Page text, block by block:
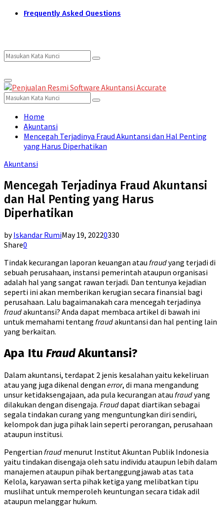
Frequently Asked Questions
Search
for:
Search
Primary
Menu
Search
for:
Search
Home
Akuntansi
Mencegah Terjadinya Fraud Akuntansi dan Hal Penting
yang Harus Diperhatikan
Akuntansi
Mencegah Terjadinya Fraud Akuntansi
dan Hal Penting yang Harus
Diperhatikan
byIskandar RumiMay 19, 20220330
Share0
Tindak kecurangan laporan keuangan atau fraudyang terjadi di
sebuah perusahaan, instansi pemerintah ataupun organisasi
adalah hal yang sangat rawan terjadi. Dan tentunya kejadian
seperti ini akan memberikan kerugian secara finansial bagi
perusahaan. Lalu bagaimanakah cara mencegah terjadinya
fraudakuntansi? Anda dapat membaca artikel di bawah ini
untuk memahami tentang fraudakuntansi dan hal penting lain
yang berkaitan.
Apa Itu FraudAkuntansi?
Dalam akuntansi, terdapat 2 jenis kesalahan yaitu kekeliruan
atau yang juga dikenal dengan error, di mana mengandung
unsur ketidaksengajaan, ada pula kecurangan atau fraudyang
dilakukan dengan disengaja. Frauddapat diartikan sebagai
segala tindakan curang yang menguntungkan diri sendiri,
kelompok dan juga pihak lain seperti perorangan, perusahaan
ataupun institusi.
Pengertian fraud menurut Institut Akuntan Publik Indonesia
yaitu tindakan disengaja oleh satu individu ataupun lebih dalam
manajemen ataupun pihak bertanggungjawab atas tata
Kelola, karyawan serta pihak ketiga yang melibatkan tipu
muslihat untuk memperoleh keuntungan secara tidak adil
ataupun melanggar hukum.